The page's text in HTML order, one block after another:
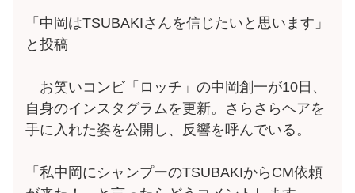
「中岡はTSUBAKIさんを信じたいと思います」
と投稿
お笑いコンビ「ロッチ」の中岡創一が10日、
自身のインスタグラムを更新。さらさらヘアを
手に入れた姿を公開し、反響を呼んでいる。
「私中岡にシャンプーのTSUBAKIからCM依頼